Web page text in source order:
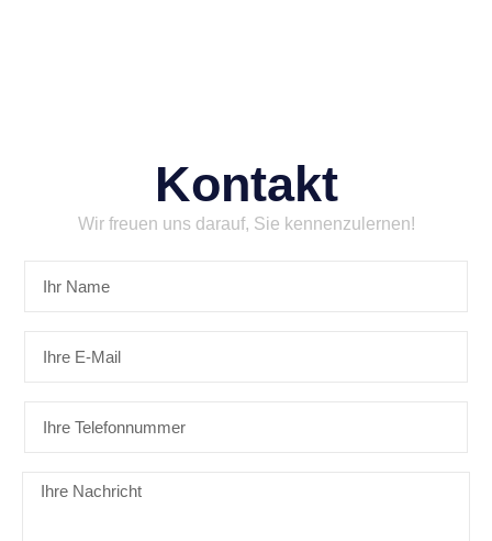
Kontakt
Wir freuen uns darauf, Sie kennenzulernen!